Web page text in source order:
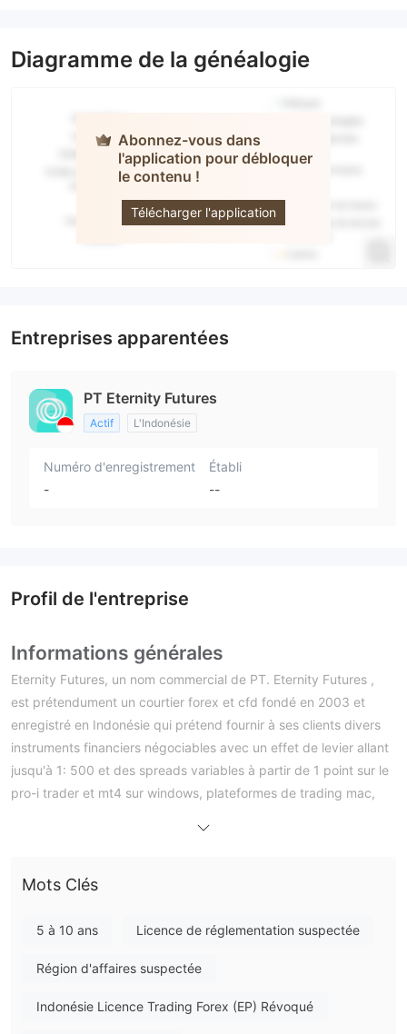
Diagramme de la généalogie
Abonnez-vous dans
l'application pour débloquer
le contenu !
Télécharger l'application
Eternity
Futures
Entreprises apparentées
PT Eternity Futures
Actif L'Indonésie
Numéro d'enregistrement
-
Établi
--
Profil de l'entreprise
Informations générales
Eternity Futures, un nom commercial de PT. Eternity Futures ,
est prétendument un courtier forex et cfd fondé en 2003 et
enregistré en Indonésie qui prétend fournir à ses clients divers
instruments financiers négociables avec un effet de levier allant
jusqu'à 1: 500 et des spreads variables à partir de 1 point sur le
pro-i trader et mt4 sur windows, plateformes de trading mac,
Avantages et inconvénients
Eternity Futuresoffre des services réglementés et une variété
de diversification. cependant, il existe des inquiétudes
potentielles. des informations limitées sont disponibles
Mots Clés
5 à 10 ans Licence de réglementation suspectée
Région d'affaires suspectée
Indonésie Licence Trading Forex (EP) Révoqué